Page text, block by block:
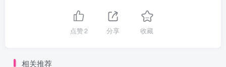
点赞2 分享 收藏
相关推荐